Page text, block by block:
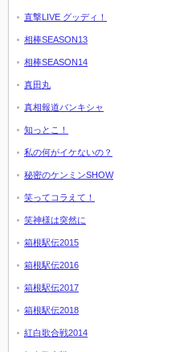
直撃LIVE グッディ！
相棒SEASON13
相棒SEASON14
真田丸
真相報道バンキシャ
知っとこ！
私の何がイケないの？
秘密のケンミンSHOW
笑ってコラえて！
笑神様は突然に
箱根駅伝2015
箱根駅伝2016
箱根駅伝2017
箱根駅伝2018
紅白歌合戦2014